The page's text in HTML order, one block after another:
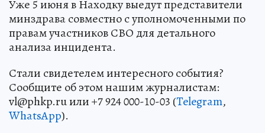
Уже 5 июня в Находку выедут представители
минздрава совместно с уполномоченными по
правам участников СВО для детального
анализа инцидента.
Стали свидетелем интересного события?
Сообщите об этом нашим журналистам:
vl@phkp.ru или +7 924 000-10-03 (Telegram,
WhatsApp).